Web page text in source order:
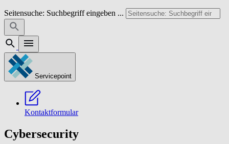
Seitensuche: Suchbegriff eingeben ...
Servicepoint
Kontaktformular
Cybersecurity